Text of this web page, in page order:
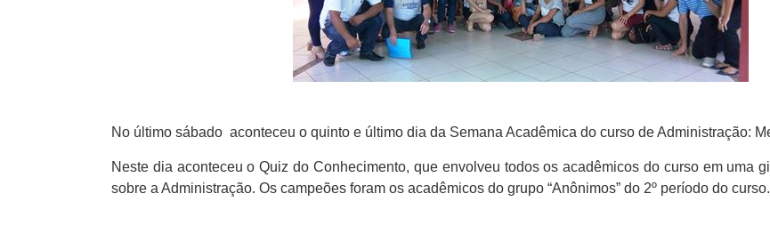
No último sábado aconteceu o quinto e último dia da Semana Acadêmica do curso de Administração:
Neste dia aconteceu o Quiz do Conhecimento, que envolveu todos os acadêmicos do curso em uma
sobre a Administração. Os campeões foram os acadêmicos do grupo “Anônimos” do 2º período do curso.